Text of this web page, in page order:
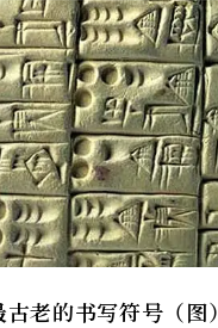
老的书写符号（图）